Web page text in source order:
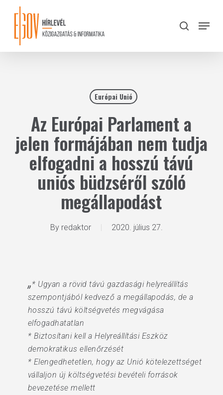
content
search
Menu
Európai Unió
Az Európai Parlament a
jelen formájában nem tudja
elfogadni a hosszú távú
uniós büdzséről szóló
megállapodást
By redaktor 2020. július 27.
„* Ugyan a rövid távú gazdasági helyreállítás
szempontjából kedvező a megállapodás, de a
hosszú távú költségvetés megvágása
elfogadhatatlan
* Biztosítani kell a Helyreállítási Eszköz
demokratikus ellenőrzését
* Elengedhetetlen, hogy az Unió kötelezettséget
vállaljon új költségvetési bevételi források
bevezetése mellett
Close